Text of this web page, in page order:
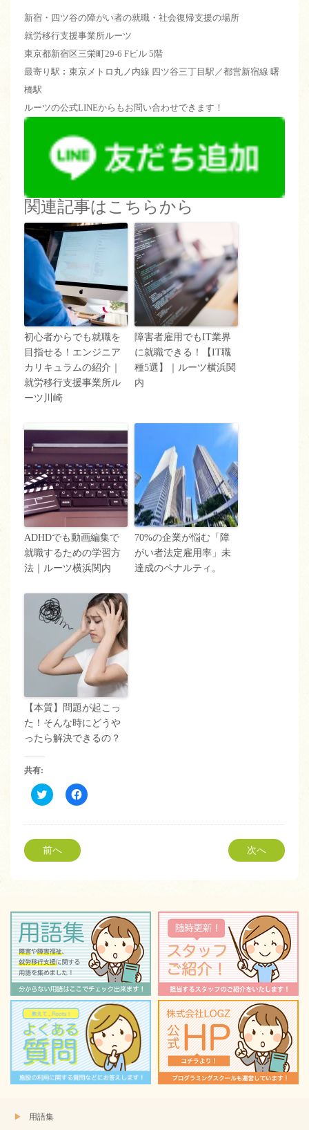
新宿・四ツ谷の障がい者の就職・社会復帰支援の場所
就労移行支援事業所ルーツ
東京都新宿区三栄町29-6 Fビル 5階
最寄り駅︰東京メトロ丸ノ内線 四ツ谷三丁目駅／都営新宿線 曙
橋駅
ルーツの公式LINEからもお問い合わせできます！
関連記事はこちらから
初心者からでも就職を
目指せる！エンジニア
カリキュラムの紹介｜
就労移行支援事業所ル
ーツ川崎
障害者雇用でもIT業界
に就職できる！【IT職
種5選】｜ルーツ横浜関
内
ADHDでも動画編集で
就職するための学習方
法｜ルーツ横浜関内
70%の企業が悩む「障
がい者法定雇用率」未
達成のペナルティ。
【本質】問題が起こっ
た！そんな時にどうや
ったら解決できるの？
共有:
ク
リ
し
て
Twitter
で
共
ウ
ィ
ン
ド
ウ
で
開
き
ま
す)
Facebook
で
す
て
く
だ
さ
い
(新
し
い
ウ
ィ
ン
ド
ウ
で
開
き
ま
す)
前へ 次へ
用語集